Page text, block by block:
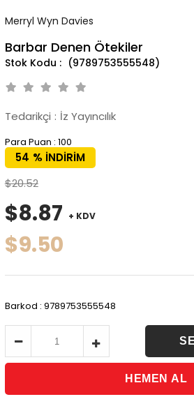
Merryl Wyn Davies
Barbar Denen Ötekiler
(9789753555548)
Tedarikçi : İz Yayıncılık
Para Puan : 100
%
54
İNDIRIM
$20.52
$8.87 + KDV
$9.50
Barkod : 9789753555548